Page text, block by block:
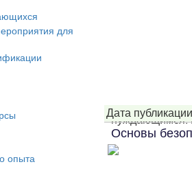
для
опыта
нуждающимся!
Дата
Основы